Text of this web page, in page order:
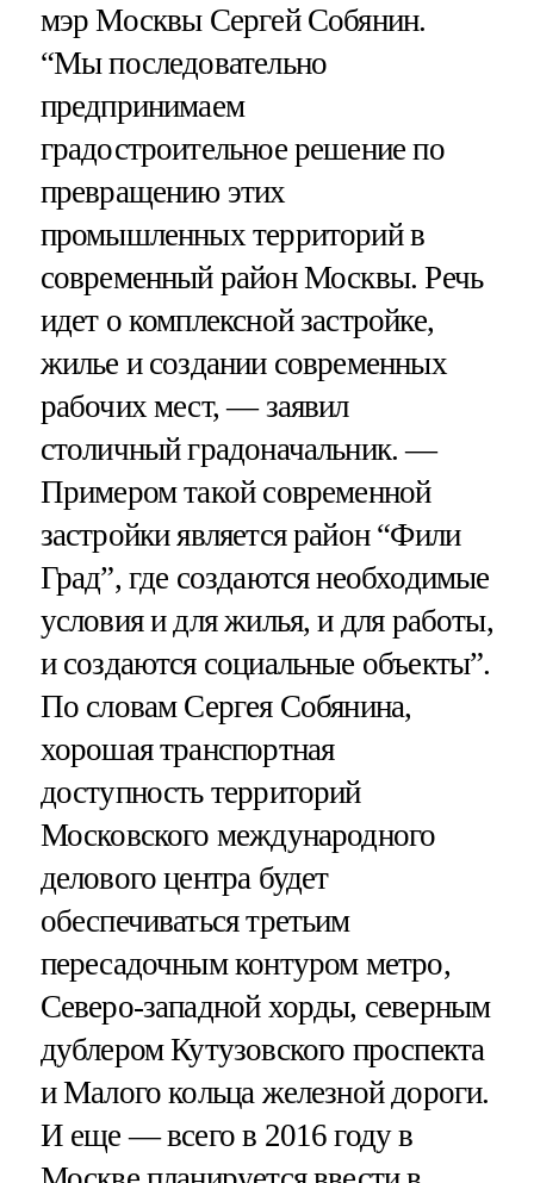
мэр Москвы Сергей Собянин.
“Мы последовательно
предпринимаем
градостроительное решение по
превращению этих
промышленных территорий в
современный район Москвы. Речь
идет о комплексной застройке,
жилье и создании современных
рабочих мест, — заявил
столичный градоначальник. —
Примером такой современной
застройки является район “Фили
Град”, где создаются необходимые
условия и для жилья, и для работы,
и создаются социальные объекты”.
По словам Сергея Собянина,
хорошая транспортная
доступность территорий
Московского международного
делового центра будет
обеспечиваться третьим
пересадочным контуром метро,
Северо-западной хорды, северным
дублером Кутузовского проспекта
и Малого кольца железной дороги.
И еще — всего в 2016 году в